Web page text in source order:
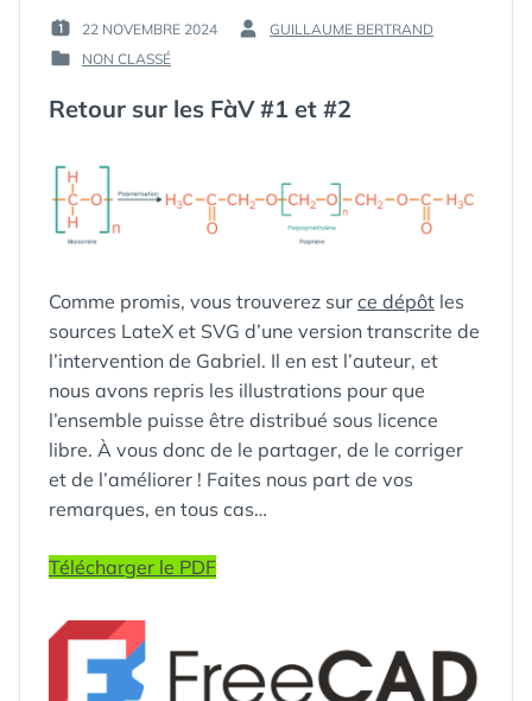
PUBLIÉ
22 NOVEMBRE 2024
PAR :
GUILLAUME BERTRAND
PUBLIÉ
NON CLASSÉ
Retour sur les FàV #1 et #2
Comme promis, vous trouverez sur ce dépôt les
sources LateX et SVG d’une version transcrite de
l’intervention de Gabriel. Il en est l’auteur, et
nous avons repris les illustrations pour que
l’ensemble puisse être distribué sous licence
libre. À vous donc de le partager, de le corriger
et de l’améliorer ! Faites nous part de vos
remarques, en tous cas…
Télécharger le PDF